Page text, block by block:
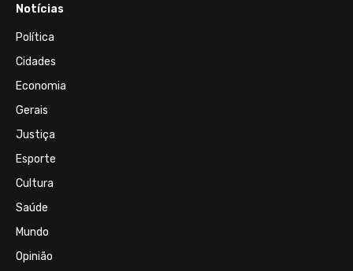
Notícias
Política
Cidades
Economia
Gerais
Justiça
Esporte
Cultura
Saúde
Mundo
Opinião